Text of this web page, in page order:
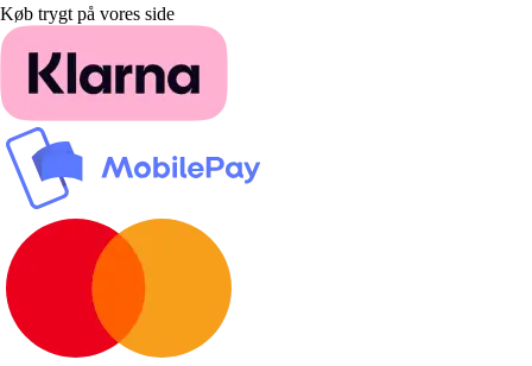
Køb trygt på vores side